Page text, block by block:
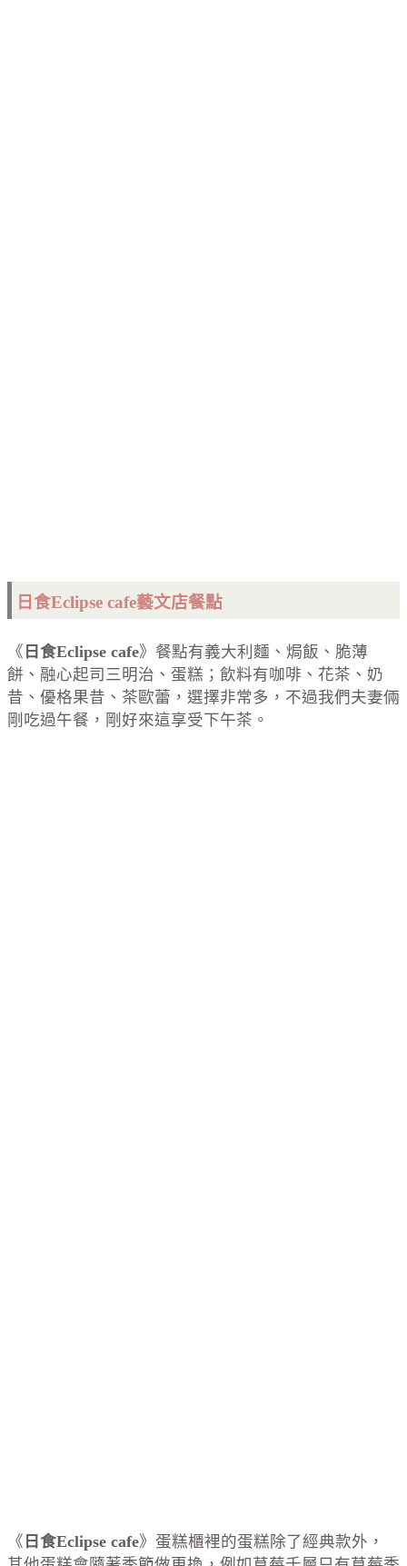
日食Eclipse cafe藝文店餐點
《 日食Eclipse cafe》餐點有義大利麵、焗飯、脆薄
餅、融心起司三明治、蛋糕；飲料有咖啡、花茶、奶
昔、優格果昔、茶歐蕾，選擇非常多，不過我們夫妻倆
剛吃過午餐，剛好來這享受下午茶。
《 日食Eclipse cafe》蛋糕櫃裡的蛋糕除了經典款外，